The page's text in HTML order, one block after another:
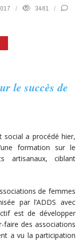
3461
le succès de
social a procédé hier,
formation sur le
artisanaux, ciblant
de femmes
par l’ADDS avec
est de développer
faire des associations
a vu la participation